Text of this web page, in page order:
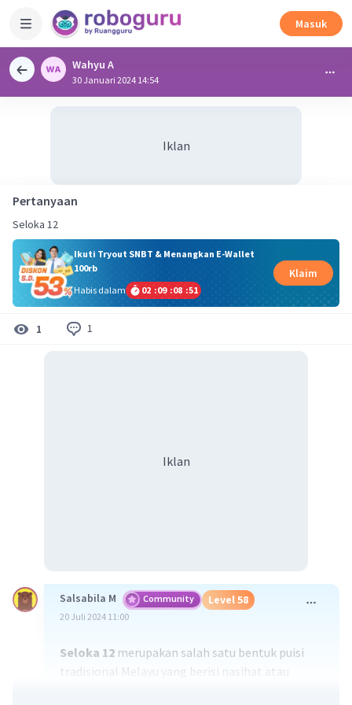
Masuk
Wahyu A
30 Januari 2024 14:54
Iklan
Pertanyaan
Seloka 12
Ikuti Tryout SNBT & Menangkan E-Wallet
100rb
Habis dalam
02 :09 :08 :51
Klaim
1 1
Iklan
Salsabila M Community Level 58
20 Juli 2024 11:00
Seloka 12 merupakan salah satu bentuk puisi
tradisional Melayu yang berisi nasihat atau